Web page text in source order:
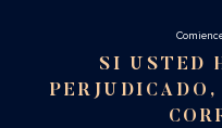
SI USTED